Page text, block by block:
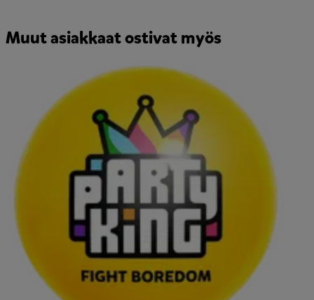
Muut asiakkaat ostivat myös